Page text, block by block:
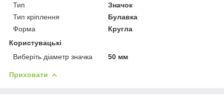
Тип
Значок
Тип кріплення
Булавка
Форма
Кругла
Користувацькі
Виберіть діаметр значка
50 мм
Приховати